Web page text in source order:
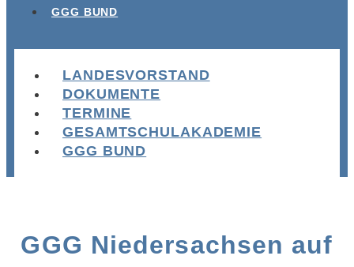
GGG BUND
LANDESVORSTAND
DOKUMENTE
TERMINE
GESAMTSCHULAKADEMIE
GGG BUND
GGG Niedersachsen auf